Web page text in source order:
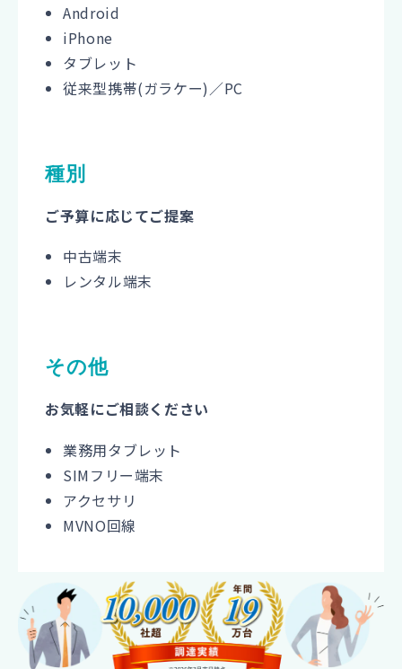
Android
iPhone
タブレット
従来型携帯(ガラケー)／PC
種別
ご予算に応じてご提案
中古端末
レンタル端末
その他
お気軽にご相談ください
業務用タブレット
SIMフリー端末
アクセサリ
MVNO回線